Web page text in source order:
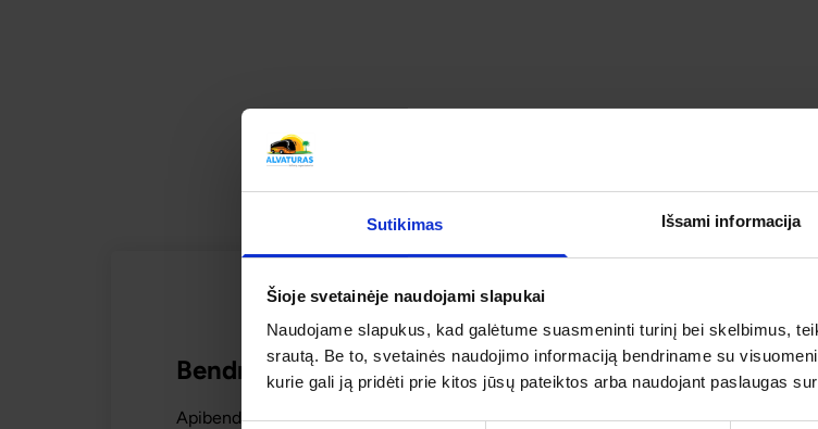
Sutikimas Išsami informacija
Šioje svetainėje naudojami slapukai
Naudojame slapukus, kad galėtume suasmeninti turinį bei skelbimus,
srautą. Be to, svetainės naudojimo informaciją bendriname su
kurie gali ją pridėti prie kitos jūsų pateiktos arba naudojant paslaugas
UNIKALŪS VANDENS KANALAI AUGUSTAVE - BAROKINIS
SUSIPAŽINKITE KAIP ATSILIEPIA APIE ŠIĄ
Bendras kelionės vertinimas
Apibendrintas šios kelionės mūsų keliautojų įvertinimas
5
IŠ 5
5
3